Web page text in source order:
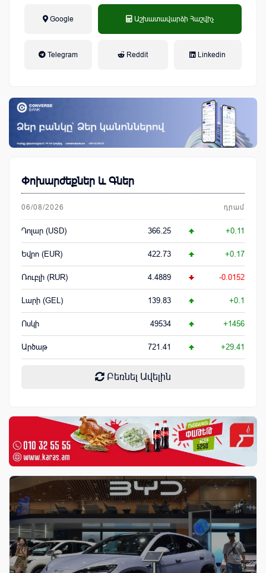
Google Աշխատավարձի Հաշվիչ
Telegram Reddit Linkedin
Փոխարժեքներ և Գներ
06/08/2026 դրամ
Դոլար (USD) 366.25 +0.11
Եվրո (EUR) 422.73 +0.17
Ռուբլի (RUR) 4.4889 -0.0152
Լարի (GEL) 139.83 +0.1
Ոսկի 49534 +1456
Արծաթ 721.41 +29.41
Բեռնել Ավելին